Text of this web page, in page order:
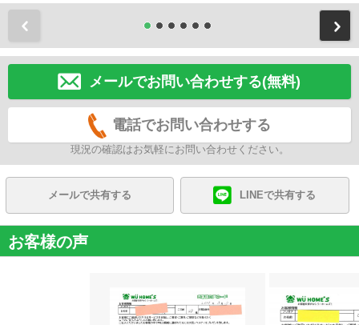
メールでお問い合わせする(無料)
電話でお問い合わせする
現況の確認はお気軽にお問い合わせください。
メールで共有する LINEで共有する
お客様の声